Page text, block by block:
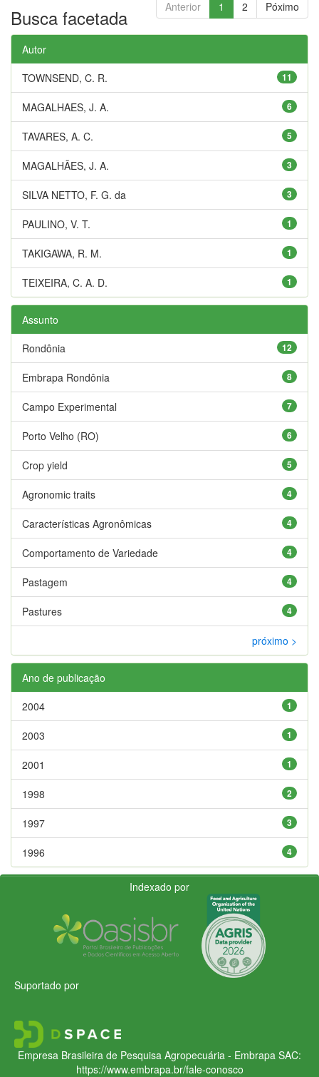
Anterior 1 2 Póximo
Busca facetada
Autor
11
TOWNSEND, C. R.
6
MAGALHAES, J. A.
5
TAVARES, A. C.
3
MAGALHÃES, J. A.
3
SILVA NETTO, F. G. da
1
PAULINO, V. T.
1
TAKIGAWA, R. M.
1
TEIXEIRA, C. A. D.
Assunto
12
Rondônia
8
Embrapa Rondônia
7
Campo Experimental
6
Porto Velho (RO)
5
Crop yield
4
Agronomic traits
4
Características Agronômicas
4
Comportamento de Variedade
4
Pastagem
4
Pastures
próximo >
Ano de publicação
1
2004
1
2003
1
2001
2
1998
3
1997
4
1996
Indexado por
Suportado por
Empresa Brasileira de Pesquisa Agropecuária - Embrapa SAC:
https://www.embrapa.br/fale-conosco